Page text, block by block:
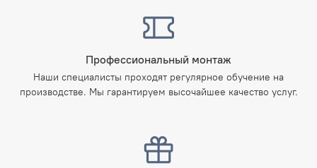
Профессиональный монтаж
Наши специалисты проходят регулярное обучение на
производстве. Мы гарантируем высочайшее качество услуг.